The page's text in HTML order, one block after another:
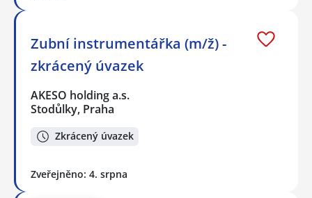
Zubní instrumentářka (m/ž) -
zkrácený úvazek
AKESO holding a.s.
Stodůlky, Praha
Zkrácený úvazek
Zveřejněno: 4. srpna